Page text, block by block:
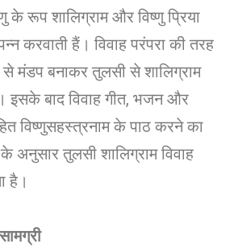
के रूप शालिग्राम और विष्णु प्रिया
करवाती हैं। विवाह परंपरा की तरह
मंडप बनाकर तुलसी से शालिग्राम
बाद विवाह गीत, भजन और
विष्णुसहस्त्रनाम के पाठ करने का
अनुसार तुलसी शालिग्राम विवाह
है।